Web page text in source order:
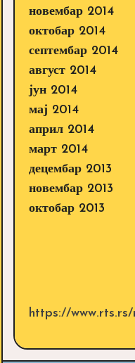
новембар 2014
октобар 2014
септембар 2014
август 2014
јун 2014
мај 2014
април 2014
март 2014
децембар 2013
новембар 2013
октобар 2013
https://